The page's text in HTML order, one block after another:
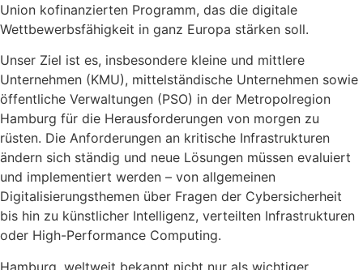
Union kofinanzierten Programm, das die digitale
Wettbewerbsfähigkeit in ganz Europa stärken soll.
Unser Ziel ist es, insbesondere kleine und mittlere
Unternehmen (KMU), mittelständische Unternehmen sowie
öffentliche Verwaltungen (PSO) in der Metropolregion
Hamburg für die Herausforderungen von morgen zu
rüsten. Die Anforderungen an kritische Infrastrukturen
ändern sich ständig und neue Lösungen müssen evaluiert
und implementiert werden – von allgemeinen
Digitalisierungsthemen über Fragen der Cybersicherheit
bis hin zu künstlicher Intelligenz, verteilten Infrastrukturen
oder High-Performance Computing.
Hamburg, weltweit bekannt nicht nur als wichtiger